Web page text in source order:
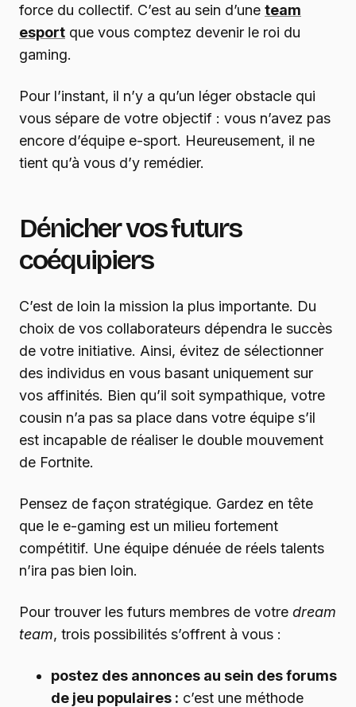
force du collectif. C’est au sein d’une team
esport que vous comptez devenir le roi du
gaming.
Pour l’instant, il n’y a qu’un léger obstacle qui
vous sépare de votre objectif : vous n’avez pas
encore d’équipe e-sport. Heureusement, il ne
tient qu’à vous d’y remédier.
Dénicher vos futurs
coéquipiers
C’est de loin la mission la plus importante. Du
choix de vos collaborateurs dépendra le succès
de votre initiative. Ainsi, évitez de sélectionner
des individus en vous basant uniquement sur
vos affinités. Bien qu’il soit sympathique, votre
cousin n’a pas sa place dans votre équipe s’il
est incapable de réaliser le double mouvement
de Fortnite.
Pensez de façon stratégique. Gardez en tête
que le e-gaming est un milieu fortement
compétitif. Une équipe dénuée de réels talents
n’ira pas bien loin.
Pour trouver les futurs membres de votre dream
team, trois possibilités s’offrent à vous :
postez des annonces au sein des forums
de jeu populaires : c’est une méthode